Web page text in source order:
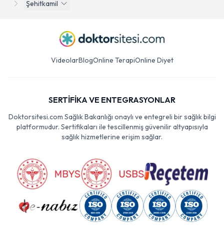
Şehitkamil
VideolarBlogOnline TerapiOnline Diyet
SERTİFİKA VE ENTEGRASYONLAR
Doktorsitesi.com Sağlık Bakanlığı onaylı ve entegreli bir sağlık bilgi
platformudur. Sertifikaları ile tescillenmiş güvenilir altyapısıyla
sağlık hizmetlerine erişim sağlar.